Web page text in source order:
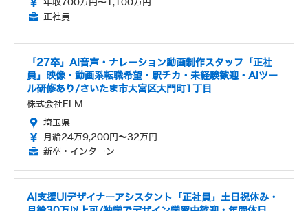
年収700万円～1,100万円
正社員
「27卒」AI音声・ナレーション動画制作スタッフ「正社
員」映像・動画系転職希望・駅チカ・未経験歓迎・AIツー
ル研修あり/さいたま市大宮区大門町1丁目
株式会社ELM
埼玉県
月給24万9,200円～32万円
新卒・インターン
AI支援UIデザイナーアシスタント「正社員」土日祝休み・